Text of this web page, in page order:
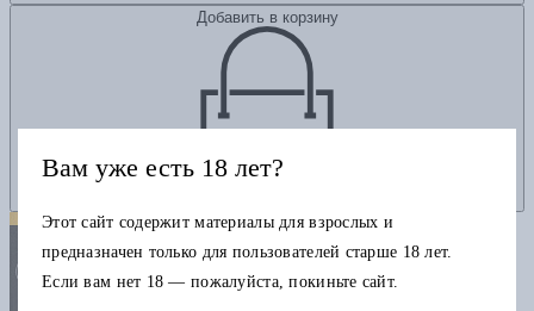
Добавить в корзину
Вам уже есть 18 лет?
Этот сайт содержит материалы для взрослых и
предназначен только для пользователей старше 18 лет.
Если вам нет 18 — пожалуйста, покиньте сайт.